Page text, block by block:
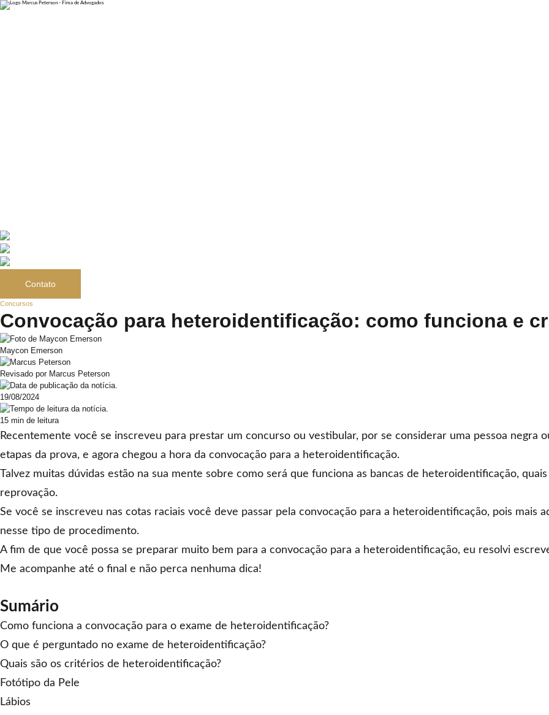
Contato
Concursos
Convocação para heteroidentificação: como funciona e
Maycon Emerson
Revisado por Marcus Peterson
19/08/2024
15 min de leitura
Recentemente você se inscreveu para prestar um concurso ou vestibular, por se considerar uma pessoa negra
etapas da prova, e agora chegou a hora da convocação para a heteroidentificação.
Talvez muitas dúvidas estão na sua mente sobre como será que funciona as bancas de heteroidentificação,
reprovação.
Se você se inscreveu nas cotas raciais você deve passar pela convocação para a heteroidentificação, pois mais
nesse tipo de procedimento.
A fim de que você possa se preparar muito bem para a convocação para a heteroidentificação, eu resolvi
Me acompanhe até o final e não perca nenhuma dica!
Sumário
Como funciona a convocação para o exame de heteroidentificação?
O que é perguntado no exame de heteroidentificação?
Quais são os critérios de heteroidentificação?
Fotótipo da Pele
Lábios